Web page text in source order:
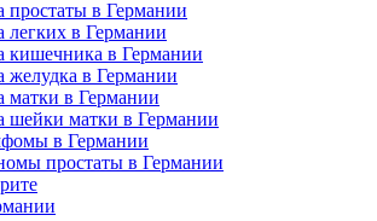
простаты в Германии
легких в Германии
кишечника в Германии
желудка в Германии
матки в Германии
шейки матки в Германии
в Германии
простаты в Германии